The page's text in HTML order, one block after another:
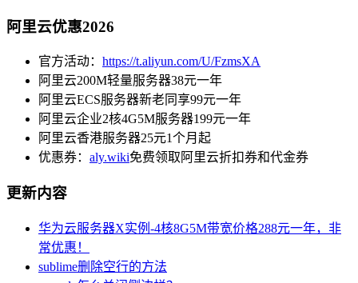
阿里云优惠2026
官方活动： https://t.aliyun.com/U/FzmsXA
阿里云200M轻量服务器38元一年
阿里云ECS服务器新老同享99元一年
阿里云企业2核4G5M服务器199元一年
阿里云香港服务器25元1个月起
优惠券： aly.wiki免费领取阿里云折扣券和代金券
更新内容
华为云服务器X实例-4核8G5M带宽价格288元一年，非
常优惠！
sublime删除空行的方法